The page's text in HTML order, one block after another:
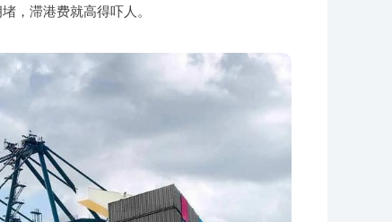
，滞港费就高得吓人。